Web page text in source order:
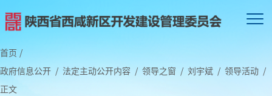
首页 /
政府信息公开 / 法定主动公开内容 / 领导之窗 / 刘宇斌 / 领导活动 /
正文